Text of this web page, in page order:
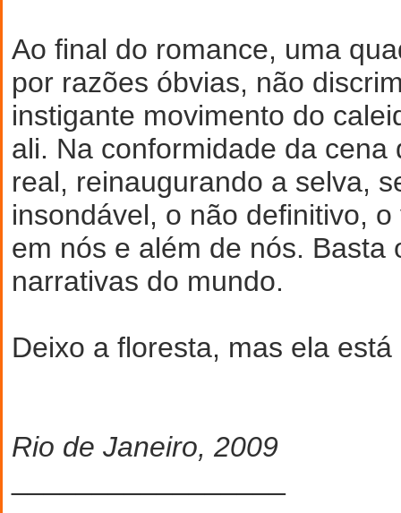
Ao final do romance, uma
por razões óbvias, não
instigante movimento do
ali. Na conformidade da cena
real, reinaugurando a selva,
insondável, o não definitivo,
em nós e além de nós. Basta
narrativas do mundo.
Deixo a floresta, mas ela
Rio de Janeiro, 2009